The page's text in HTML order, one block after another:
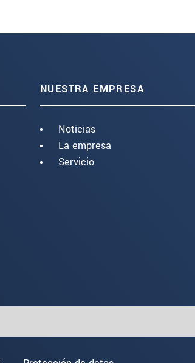
NUESTRA EMPRESA
Noticias
La empresa
Servicio